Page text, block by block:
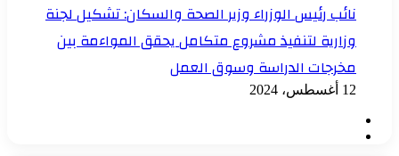
نائب رئيس الوزراء وزير الصحة والسكان: تشكيل لجنة
وزارية لتنفيذ مشروع متكامل يحقق المواءمة بين
مخرجات الدراسة وسوق العمل
12 أغسطس، 2024